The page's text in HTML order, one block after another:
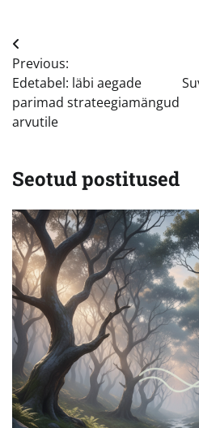
Navigeerimine
Previous:
Edetabel: läbi aegade
parimad strateegiamängud
arvutile
Seotud postitused